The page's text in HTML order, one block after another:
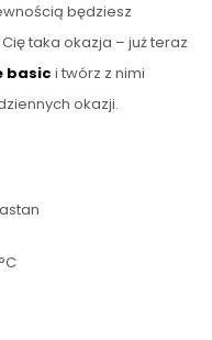
będziesz
taka okazja – już teraz
basic i twórz z nimi
okazji.